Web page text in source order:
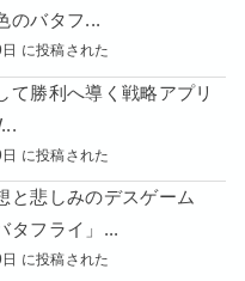
のバタフ...
に投稿された
て勝利へ導く戦略アプリ
に投稿された
と悲しみのデスゲーム
タフライ」...
に投稿された